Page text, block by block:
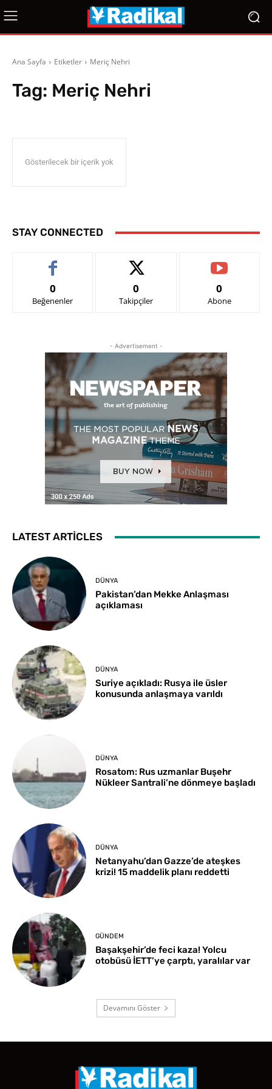
Ana Sayfa Etiketler Meriç Nehri
Tag: Meriç Nehri
Gösterilecek bir içerik yok
STAY CONNECTED
0
Beğenenler
0
Takipçiler
0
Abone
- Advertisement -
LATEST ARTICLES
DÜNYA
Pakistan’dan Mekke Anlaşması
açıklaması
DÜNYA
Suriye açıkladı: Rusya ile üsler
konusunda anlaşmaya varıldı
DÜNYA
Rosatom: Rus uzmanlar Buşehr
Nükleer Santrali’ne dönmeye başladı
DÜNYA
Netanyahu’dan Gazze’de ateşkes
krizi! 15 maddelik planı reddetti
GÜNDEM
Başakşehir’de feci kaza! Yolcu
otobüsü İETT’ye çarptı, yaralılar var
Devamını Göster